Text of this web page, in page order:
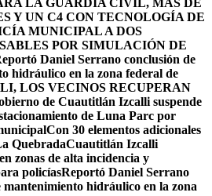
LA GUARDIA CIVIL, MÁS DE
Y UN C4 CON TECNOLOGÍA DE
MUNICIPAL A DOS
POR SIMULACIÓN DE
Daniel Serrano conclusión de
hidráulico en la zona federal de
LOS VECINOS RECUPERAN
de Cuautitlán Izcalli suspende
de Luna Parc por
Con 30 elementos adicionales
QuebradaCuautitlán Izcalli
zonas de alta incidencia y
policíasReportó Daniel Serrano
hidráulico en la zona